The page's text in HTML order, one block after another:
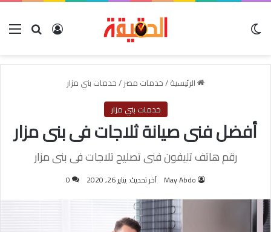
بحث عنتسجيل
الرئيسية/خدمات مصر/خدمات بني مزار
خدمات بني مزار
أفضل فنى صيانة ثلاجات فى بنى مزار
رقم هاتف تليفون فنى تصليح تلاجات فى بنى مزار
May Abdo آخر تحديث: يناير 26, 2020 0